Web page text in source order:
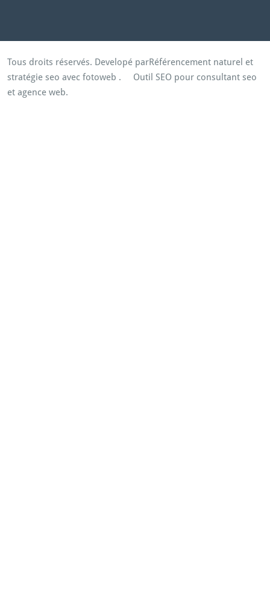
Tous droits réservés. Developé parRéférencement naturel et
stratégie seo avec fotoweb . Outil SEO pour consultant seo
et agence web.